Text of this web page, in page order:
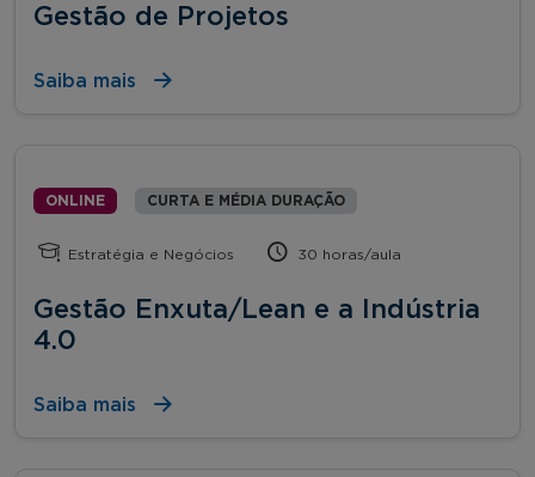
Gestão de Projetos
Saiba mais
ONLINE CURTA E MÉDIA DURAÇÃO
Estratégia e Negócios 30 horas/aula
Gestão Enxuta/Lean e a Indústria
4.0
Saiba mais